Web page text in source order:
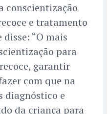
conscientização
e tratamento
“O mais
para
garantir
com que na
diagnóstico e
da criança para